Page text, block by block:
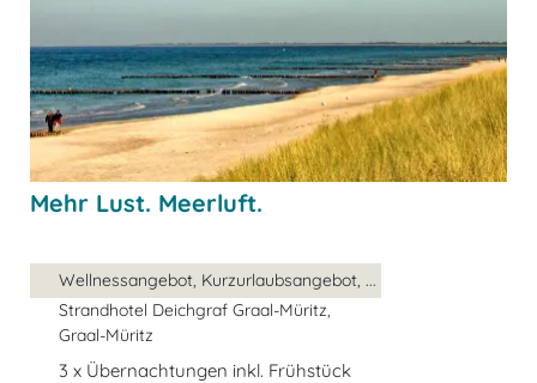
Mehr Lust. Meerluft.
Wellnessangebot, Kurzurlaubsangebot, ...
Strandhotel Deichgraf Graal-Müritz,
Graal-Müritz
3 x Übernachtungen inkl. Frühstück